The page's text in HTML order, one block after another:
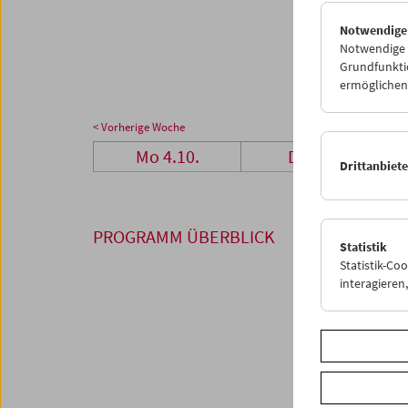
01
< Vorherige Woche
Mo 4.10. Di 5.10.
PROGRAMM ÜBERBLICK
Notwendige
Statistik
Statistik-